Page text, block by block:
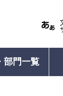
部門一覧